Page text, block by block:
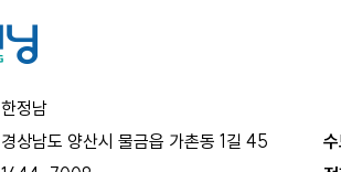
한정남
경상남도 양산시 물금읍 가촌동 1길 45